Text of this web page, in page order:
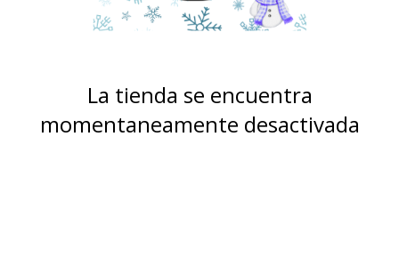
La tienda se encuentra
momentaneamente desactivada